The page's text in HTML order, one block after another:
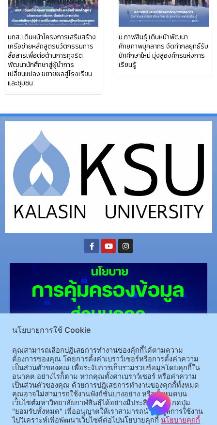
มกส. เดินหน้าโครงการเสริมสร้าง
เครือข่ายหลักสูตรนวัตกรรมการ
สื่อสารเพื่อต่อต้านการทุจริต
พัฒนานักศึกษาสู่ผู้นำการ
เปลี่ยนแปลง ขยายผลสู่โรงเรียน
และชุมชน
ม.กาฬสินธุ์ เดินหน้าพัฒนา
ศักยภาพบุคลากร จัดทำกลยุทธ์รับ
นักศึกษาใหม่ มุ่งสู่องค์กรแห่งการ
เรียนรู้
(อ.นามน)13 หมู่ 14 ต.สงเปลือย อ.นามน จ.กาฬสินธุ์ 46230โทรศัพท์ : 043-602-055 โทรสาร :
043-602-044
(อ.เมือง)62/1 ถ.เกษตรสมบูรณ์ ต.กาฬสินธุ์ อ.เมือง จ.กาฬสินธุ์ 46000 โทรศัพท์ 043-811128 08-
64584360 โทรสาร 043-813070
© 2025 All rights Reserved.
นโยบายการใช้ Cookie
คุณสามารถเลือกปฏิเสธการทำงานของคุ้กกี้ได้ตามความ
ต้องการของคุณ โดยการตั้งค่าเบราว์เซอร์หรือการตั้งค่าความ
เป็นส่วนตัวของคุณ เพื่อระงับการเก็บรวมรวบข้อมูลโดยคุกกี้ใน
อนาคต อย่างไรก็ตาม หากคุณตั้งค่าเบราว์เซอร์ หรือค่าความ
เป็นส่วนตัวของคุณ ด้วยการปฎิเสธการทำงานของคุกกี้ทั้งหมด
คุณอาจไม่สามารถใช้งานฟังก์ชั่นบางอย่าง หรือทั้งหมดบน
เว็บไซต์มหาวิทยาลัยกาฬสินธุ์ได้อย่างมีประสิทธิภาพ กดปุ่ม
"ยอมรับทั้งหมด" เพื่ออนุญาตให้เราสามารถนำข้อมูลการใช้งาน
ไปวิเคราะห์เพื่อพัฒนาเว็บไซต์ต่อไปนโยบายคุกกี้ นโยบายคุกกี้